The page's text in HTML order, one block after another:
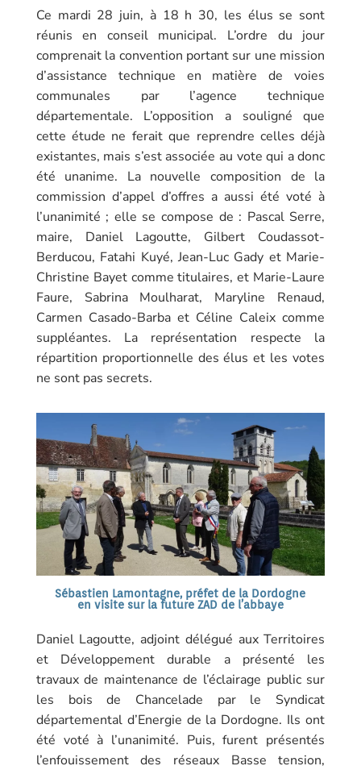
Ce mardi 28 juin, à 18 h 30, les élus se sont
réunis en conseil municipal. L’ordre du jour
comprenait la convention portant sur une mission
d’assistance technique en matière de voies
communales par l’agence technique
départementale. L’opposition a souligné que
cette étude ne ferait que reprendre celles déjà
existantes, mais s’est associée au vote qui a donc
été unanime. La nouvelle composition de la
commission d’appel d’offres a aussi été voté à
l’unanimité ; elle se compose de : Pascal Serre,
maire, Daniel Lagoutte, Gilbert Coudassot-
Berducou, Fatahi Kuyé, Jean-Luc Gady et Marie-
Christine Bayet comme titulaires, et Marie-Laure
Faure, Sabrina Moulharat, Maryline Renaud,
Carmen Casado-Barba et Céline Caleix comme
suppléantes. La représentation respecte la
répartition proportionnelle des élus et les votes
ne sont pas secrets.
Sébastien Lamontagne, préfet de la Dordogne
en visite sur la future ZAD de l’abbaye
Daniel Lagoutte, adjoint délégué aux Territoires
et Développement durable a présenté les
travaux de maintenance de l’éclairage public sur
les bois de Chancelade par le Syndicat
départemental d’Energie de la Dordogne. Ils ont
été voté à l’unanimité. Puis, furent présentés
l’enfouissement des réseaux Basse tension,